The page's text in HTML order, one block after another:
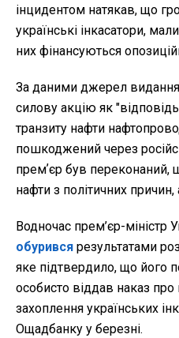
інцидентом натякав, що
українські інкасатори,
них фінансуються
За даними джерел
силову акцію як
транзиту нафти
пошкоджений через
премʼєр був переконаний,
нафти з політичних
Водночас прем’єр-
обурився результатами
яке підтвердило, що його
особисто віддав наказ про
захоплення українських
Ощадбанку у березні.